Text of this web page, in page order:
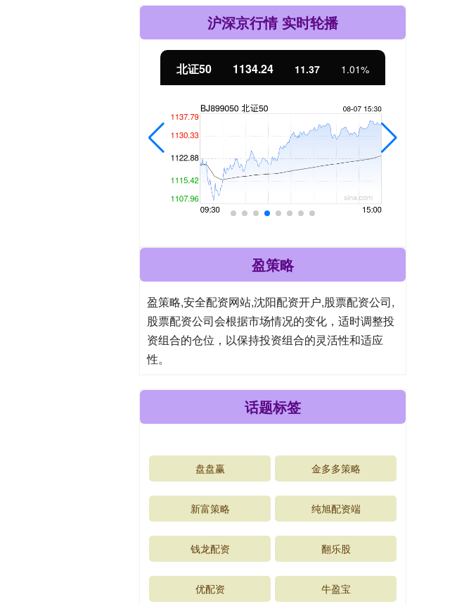
沪深京行情 实时轮播
北证50 1134.24 11.37 1.01%
盈策略
盈策略,安全配资网站,沈阳配资开户,股票配资公司,
股票配资公司会根据市场情况的变化，适时调整投
资组合的仓位，以保持投资组合的灵活性和适应
性。
话题标签
盘盘赢 金多多策略
新富策略 纯旭配资端
钱龙配资 翻乐股
优配资 牛盈宝